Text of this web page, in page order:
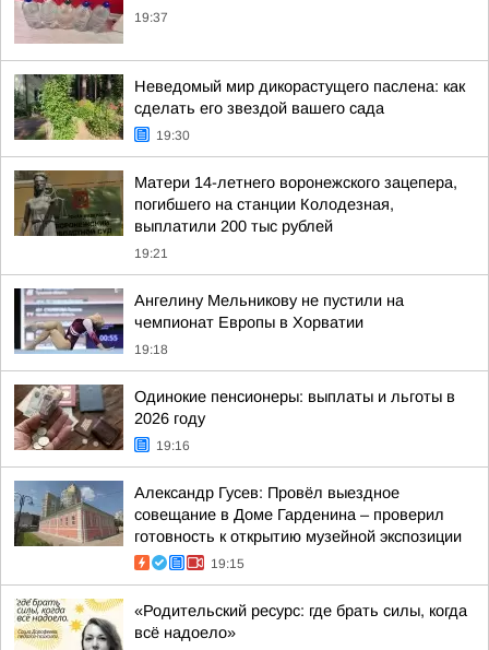
19:37
Неведомый мир дикорастущего паслена: как
сделать его звездой вашего сада
19:30
Матери 14-летнего воронежского зацепера,
погибшего на станции Колодезная,
выплатили 200 тыс рублей
19:21
Ангелину Мельникову не пустили на
чемпионат Европы в Хорватии
19:18
Одинокие пенсионеры: выплаты и льготы в
2026 году
19:16
Александр Гусев: Провёл выездное
совещание в Доме Гарденина – проверил
готовность к открытию музейной экспозиции
19:15
«Родительский ресурс: где брать силы, когда
всё надоело»